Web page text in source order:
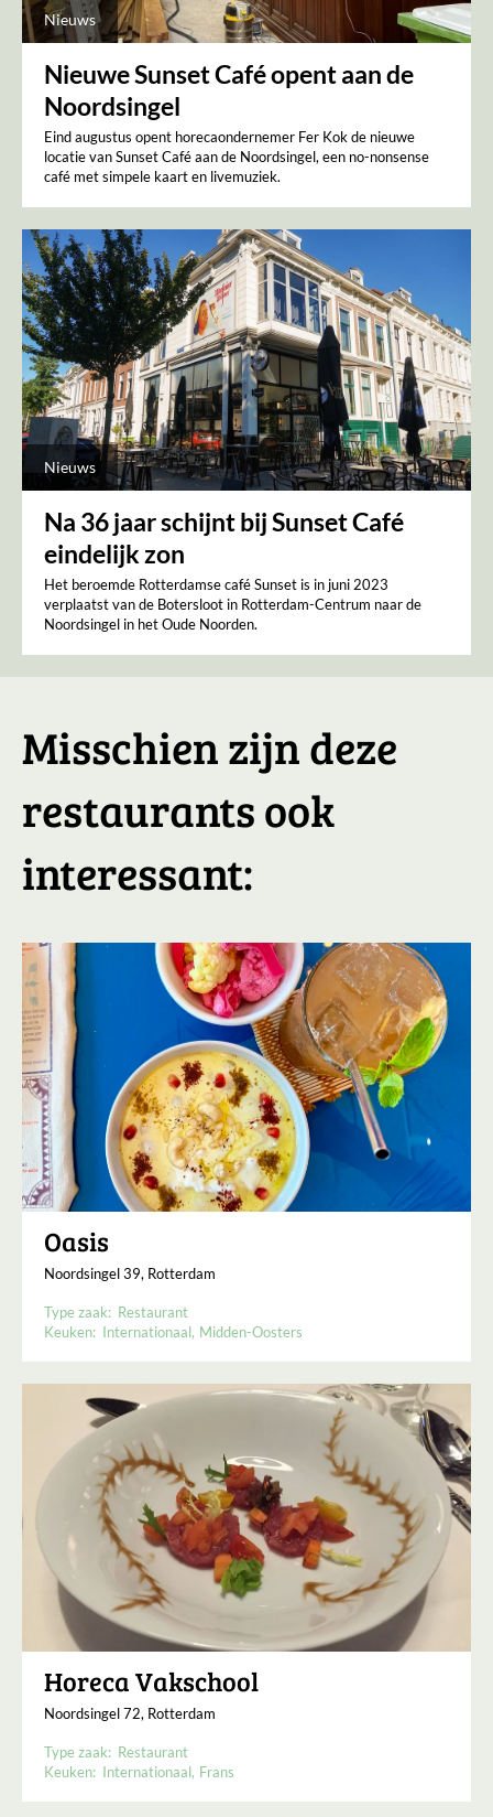
Nieuws
Nieuwe Sunset Café opent aan de
Noordsingel
Eind augustus opent horecaondernemer Fer Kok de nieuwe
locatie van Sunset Café aan de Noordsingel, een no-nonsense
café met simpele kaart en livemuziek.
Nieuws
Na 36 jaar schijnt bij Sunset Café
eindelijk zon
Het beroemde Rotterdamse café Sunset is in juni 2023
verplaatst van de Botersloot in Rotterdam-Centrum naar de
Noordsingel in het Oude Noorden.
Misschien zijn deze
restaurants ook
interessant:
Oasis
Noordsingel 39, Rotterdam
Type zaak: Restaurant
Keuken: Internationaal Midden-Oosters
Horeca Vakschool
Noordsingel 72, Rotterdam
Type zaak: Restaurant
Keuken: Internationaal Frans